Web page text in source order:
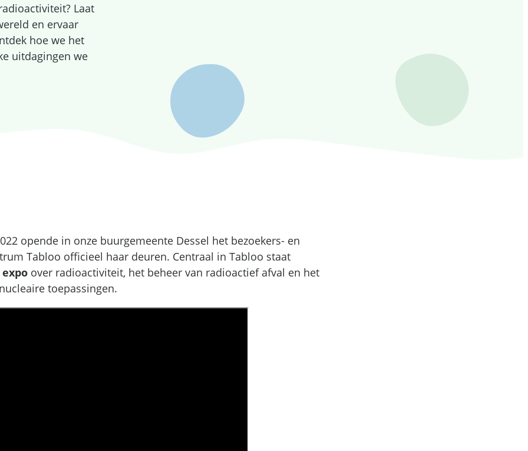
Laat
en ervaar
hoe we het
uitdagingen we
opende in onze buurgemeente Dessel het bezoekers- en
Tabloo officieel haar deuren. Centraal in Tabloo staat
over radioactiviteit, het beheer van radioactief afval en het
toepassingen.